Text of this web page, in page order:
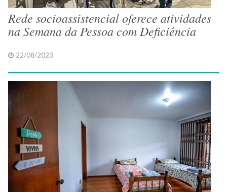
Rede socioassistencial oferece atividades
na Semana da Pessoa com Deficiência
22/08/2023